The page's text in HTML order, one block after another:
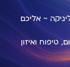
~ אליכם
ואיזון